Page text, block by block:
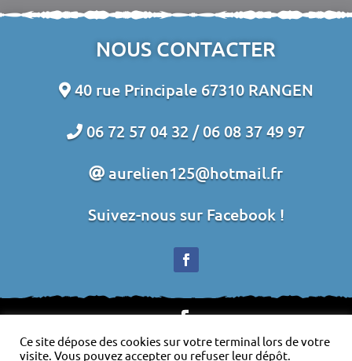
NOUS CONTACTER
40 rue Principale 67310 RANGEN
06 72 57 04 32 /06 08 37 49 97
aurelien125@hotmail.fr
Suivez-nous sur Facebook !
Plan du site-Mentions légales-Politique de
Ce site dépose des cookies sur votre terminal lors de votre
visite. Vous pouvez accepter ou refuser leur dépôt.